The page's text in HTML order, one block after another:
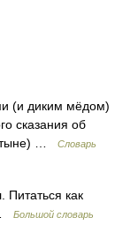
(и диким мёдом)
сказания об
…
Словарь
Питаться как
Большой словарь